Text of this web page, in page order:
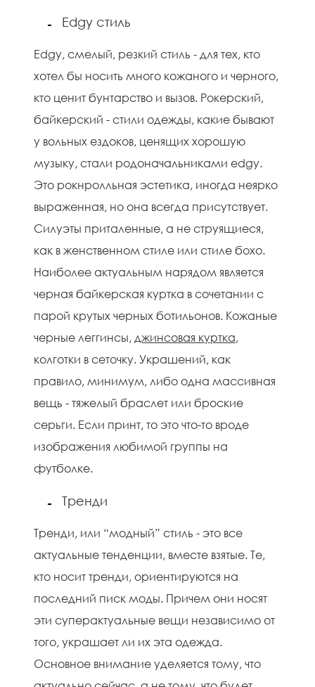
Edgy стиль
Edgy, смелый, резкий стиль - для тех, кто
хотел бы носить много кожаного и черного,
кто ценит бунтарство и вызов. Рокерский,
байкерский - стили одежды, какие бывают
у вольных ездоков, ценящих хорошую
музыку, стали родоначальниками edgy.
Это рокнролльная эстетика, иногда неярко
выраженная, но она всегда присутствует.
Силуэты приталенные, а не струящиеся,
как в женственном стиле или стиле бохо.
Наиболее актуальным нарядом является
черная байкерская куртка в сочетании с
парой крутых черных ботильонов. Кожаные
черные леггинсы, джинсовая куртка,
колготки в сеточку. Украшений, как
правило, минимум, либо одна массивная
вещь - тяжелый браслет или броские
серьги. Если принт, то это что-то вроде
изображения любимой группы на
футболке.
Тренди
Тренди, или “модный” стиль - это все
актуальные тенденции, вместе взятые. Те,
кто носит тренди, ориентируются на
последний писк моды. Причем они носят
эти суперактуальные вещи независимо от
того, украшает ли их эта одежда.
Основное внимание уделяется тому, что